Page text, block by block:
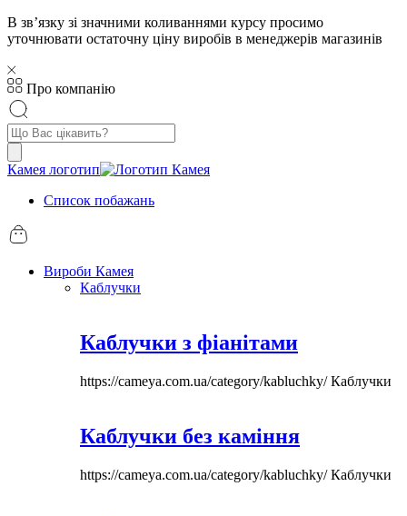
В звʼязку зі значними коливаннями курсу просимо
уточнювати остаточну ціну виробів в менеджерів магазинів
Про компанію
Пошук
товарів
Камея логотип
Список побажань
Вироби Камея
Каблучки
Каблучки з фіанітами
https://cameya.com.ua/category/kabluchky/Каблучки
Каблучки без каміння
https://cameya.com.ua/category/kabluchky/Каблучки